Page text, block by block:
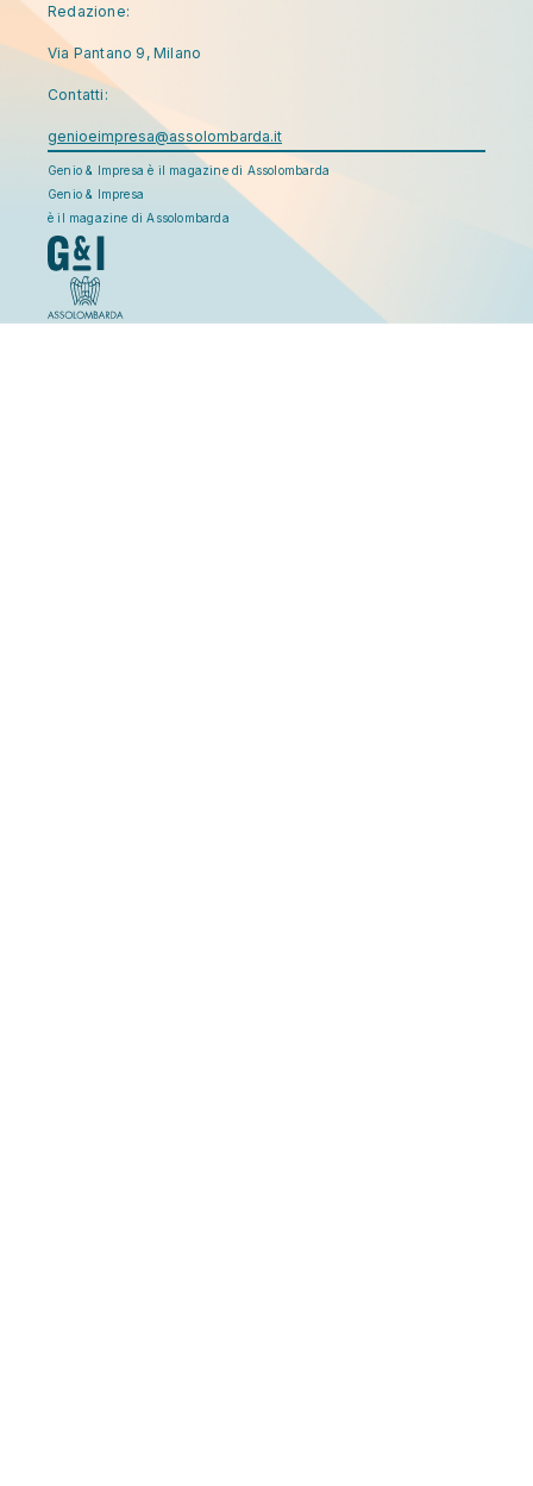
Redazione:
Via Pantano 9, Milano
Contatti:
genioeimpresa@assolombarda.it
Genio & Impresa è il magazine di Assolombarda
Genio & Impresa
è il magazine di Assolombarda